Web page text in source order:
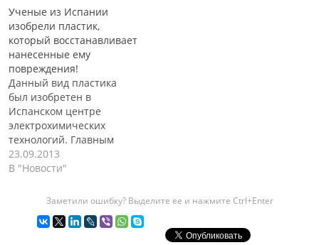
Ученые из Испании
изобрели пластик,
который восстанавливает
нанесенные ему
повреждения!
Данный вид пластика
был изобретен в
Испанском центре
электрохимических
технологий. Главным
разработчиком нового
вида пластика, является
Одриозол. По его словам,
избавится от любых
23.09.2013
В "Новости"
Заметили ошибку? Выделите ее и нажмите Ctrl+Enter